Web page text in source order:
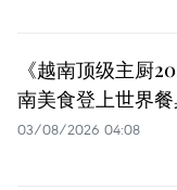
《越南顶级主厨
南美食登上世界
03/08/2026 04:08